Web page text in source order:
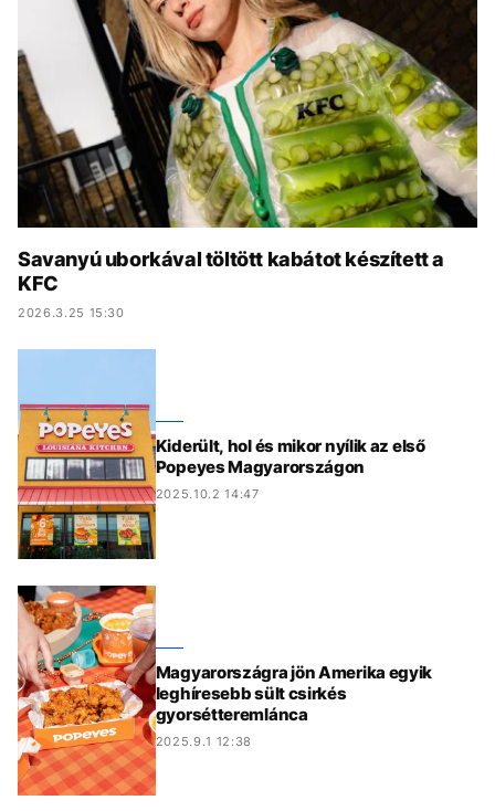
KÖZÉLET UTAZÁS
ÉLETMÓD DESIGN
BESZÉLGETÉSEK ARCOK
VIDEÓ TÖRTÉNETEK
GASZTRO
Savanyú uborkával töltött kabátot készített a
KFC
2026.3.25 15:30
Kiderült, hol és mikor nyílik az első
Popeyes Magyarországon
2025.10.2 14:47
Magyarországra jön Amerika egyik
leghíresebb sült csirkés
gyorsétteremlánca
2025.9.1 12:38